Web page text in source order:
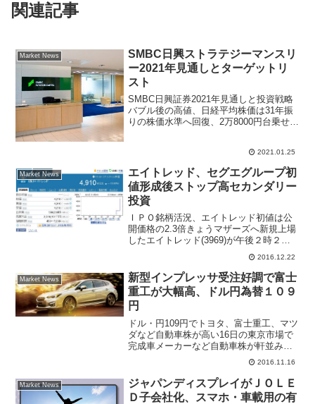
関連記事
Market News
SMBC日興ストラテジーマンスリ
ー2021年見通しとターゲットリ
スト
SMBC日興証券2021年見通しと投資戦略
バブル後の高値、日経平均株価は31年振
りの株価水準へ回復、2万8000円台乗せと
過剰流動性相場を作り上げている。証券
業界大手S...
2021.01.25
Market News
エイトレッド、セグエグループ初
値形成後ストップ高セカンダリー
投資
ＩＰＯ銘柄活況、エイトレッド初値は公
開価格の2.3倍きょうマザーズへ新規上場
したエイトレッド(3969)が午後２時２３
分に、公開価格１８００円の２．３４倍
となる４２１０円で初値をつけた。その
後、初値から７００円ストップ高水準と
なる４９１０円...
2016.12.22
Market News
新型インプレッサ受注好調で富士
重工が大幅高、ドル円為替１０９
円
ドル・円109円でトヨタ、富士重工、マツ
ダなど自動車株が高い16日の東京市場で
完成車メーカーなど自動車株が軒並み
高。外為市場でドル・円が109円台前半を
つけるなど、円安が進行。東京時間に入
ってからも一時、109円台をつける場面が
あり、収益の...
2016.11.16
Market News
ジャパンディスプレイがＪＯＬＥ
Ｄ子会社化、スマホ・車載用の有